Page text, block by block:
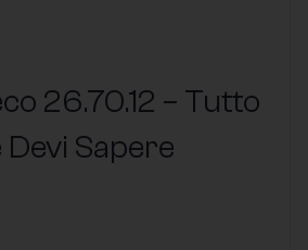
26.70.12 – Tutto
Devi Sapere